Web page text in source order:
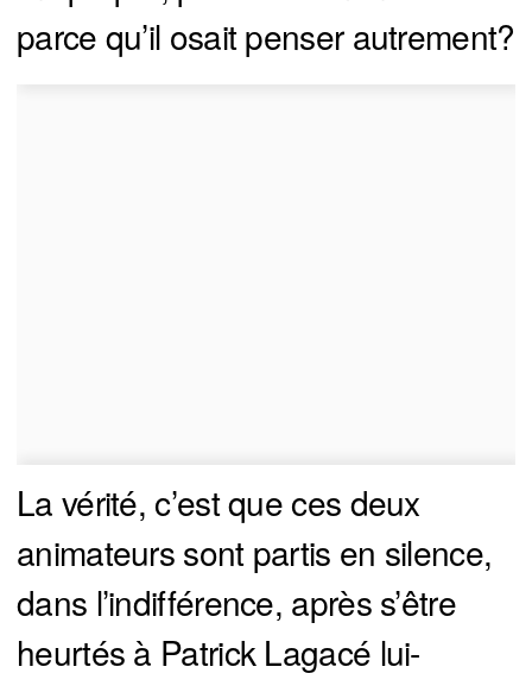
parce qu’il osait penser autrement?
La vérité, c’est que ces deux
animateurs sont partis en silence,
dans l’indifférence, après s’être
heurtés à Patrick Lagacé lui-